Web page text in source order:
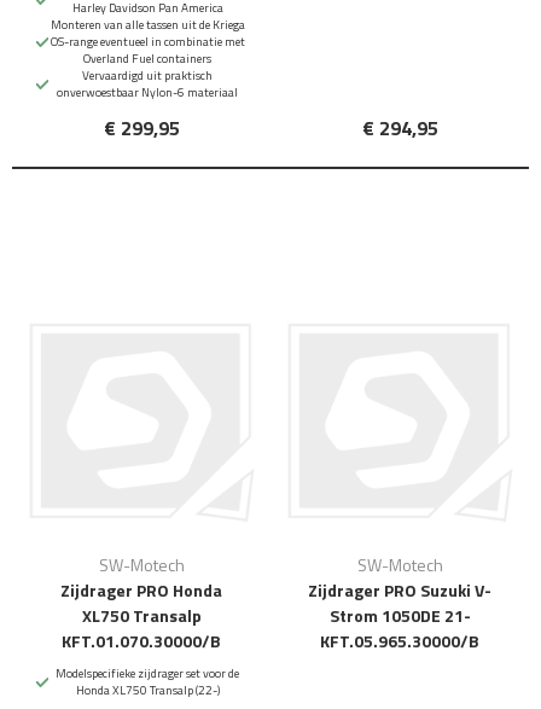
Harley Davidson Pan America
Monteren van alle tassen uit de Kriega
OS-range eventueel in combinatie met
Overland Fuel containers
Vervaardigd uit praktisch
onverwoestbaar Nylon-6 materiaal
€ 299,95 € 294,95
SW-Motech
Zijdrager PRO Honda
XL750 Transalp
KFT.01.070.30000/B
Modelspecifieke zijdrager set voor de
Honda XL750 Transalp (22-)
SW-Motech
Zijdrager PRO Suzuki V-
Strom 1050DE 21-
KFT.05.965.30000/B